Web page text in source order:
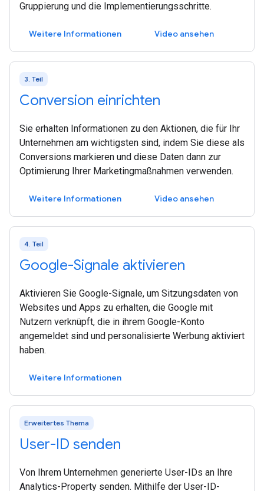
Gruppierung und die Implementierungsschritte.
Weitere Informationen Video ansehen
3. Teil
Conversion einrichten
Sie erhalten Informationen zu den Aktionen, die für Ihr
Unternehmen am wichtigsten sind, indem Sie diese als
Conversions markieren und diese Daten dann zur
Optimierung Ihrer Marketingmaßnahmen verwenden.
Weitere Informationen Video ansehen
4. Teil
Google-Signale aktivieren
Aktivieren Sie Google-Signale, um Sitzungsdaten von
Websites und Apps zu erhalten, die Google mit
Nutzern verknüpft, die in ihrem Google-Konto
angemeldet sind und personalisierte Werbung aktiviert
haben.
Weitere Informationen
Erweitertes Thema
User-ID senden
Von Ihrem Unternehmen generierte User-IDs an Ihre
Analytics-Property senden. Mithilfe der User-ID-